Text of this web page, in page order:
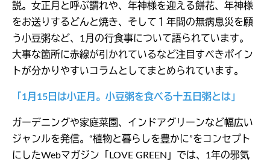
説。女正月と呼ぶ謂れや、年神様を迎える餅花、年神様
をお送りするどんと焼き、そして１年間の無病息災を願
う小豆粥など、1月の行食事について語られています。
大事な箇所に赤線が引かれているなど注目すべきポイン
トが分かりやすいコラムとしてまとめられています。
「1月15日は小正月。小豆粥を食べる十五日粥とは」
ガーデニングや家庭菜園、インドアグリーンなど幅広い
ジャンルを発信。“植物と暮らしを豊かに”をコンセプト
にしたWebマガジン「LOVE GREEN」では、1年の邪気